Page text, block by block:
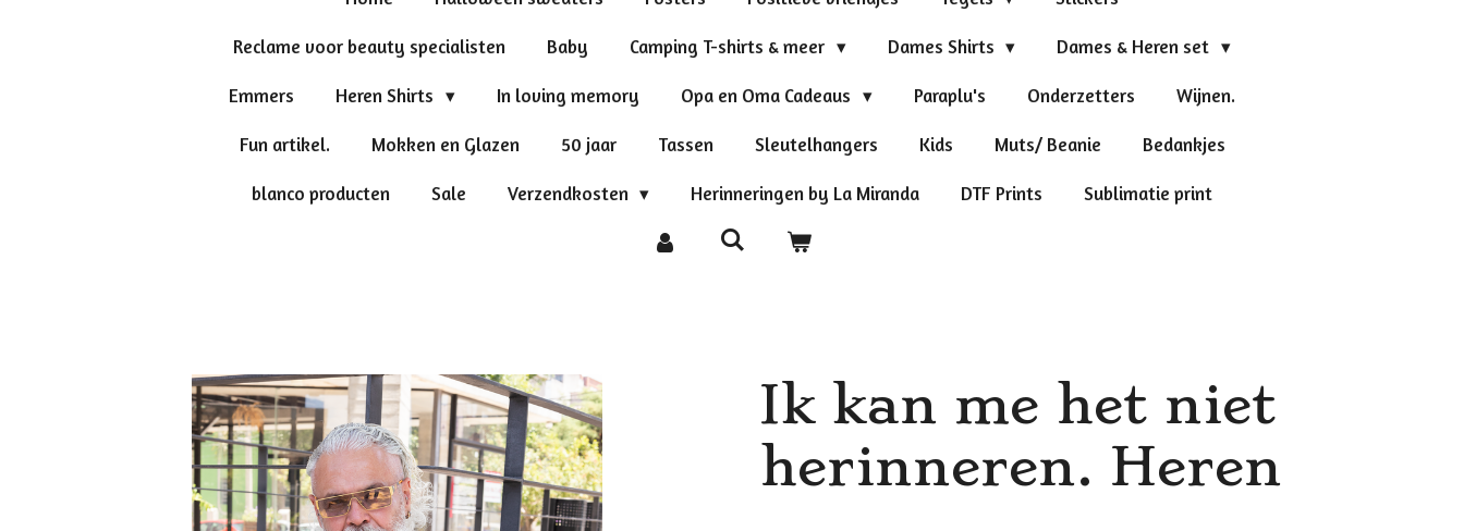
Reclame voor beauty specialisten Baby Camping T-shirts & meer Dames Shirts Dames & Heren set
Emmers Heren Shirts In loving memory Opa en Oma Cadeaus Paraplu's Onderzetters Wijnen.
Fun artikel. Mokken en Glazen 50 jaar Tassen Sleutelhangers Kids Muts/ Beanie Bedankjes
blanco producten Sale Verzendkosten Herinneringen by La Miranda DTF Prints Sublimatie print
Ik kan me het niet
herinneren. Heren